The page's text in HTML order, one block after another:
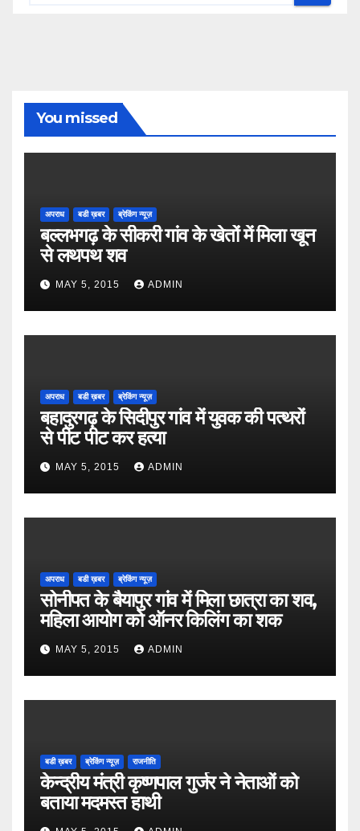
You missed
अपराध बडी ख़बर ब्रेकिंग न्यूज़
बल्लभगढ़ के सीकरी गांव के खेतों में मिला खून
से लथपथ शव
MAY 5, 2015 ADMIN
अपराध बडी ख़बर ब्रेकिंग न्यूज़
बहादुरगढ़ के सिदीपुर गांव में युवक की पत्थरों
से पीट पीट कर हत्या
MAY 5, 2015 ADMIN
अपराध बडी ख़बर ब्रेकिंग न्यूज़
सोनीपत के बैयापुर गांव में मिला छात्रा का शव,
महिला आयोग को ऑनर किलिंग का शक
MAY 5, 2015 ADMIN
बडी ख़बर ब्रेकिंग न्यूज़ राजनीति
केन्द्रीय मंत्री कृष्णपाल गुर्जर ने नेताओं को
बताया मदमस्त हाथी